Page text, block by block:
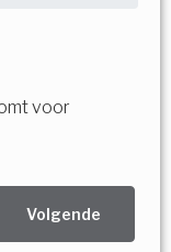
voor
Volgende